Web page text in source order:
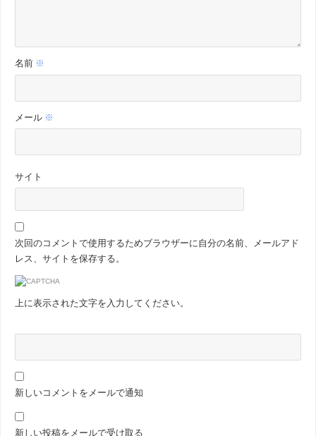
名前 ※
メール ※
サイト
次回のコメントで使用するためブラウザーに自分の名前、メールアド
レス、サイトを保存する。
上に表示された文字を入力してください。
新しいコメントをメールで通知
新しい投稿をメールで受け取る